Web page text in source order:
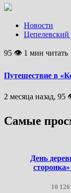
Новости
95 👁 1 мин читать
Путешествие в
2 месяца назад, 95
Самые
День
10